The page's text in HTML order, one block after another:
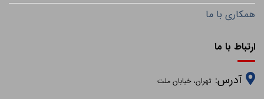
همکاری با ما
ارتباط با ما
آدرس:تهران، خیابان ملت